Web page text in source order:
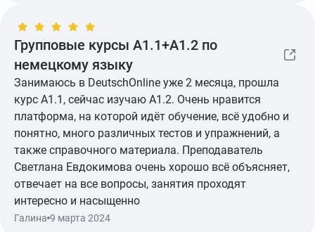
Горбуновой и Елене Кружилиной. Потрясающие
педагоги, с которыми хочется учить немецкий язык
днями и ночами. Сейчас я перехожу на уровень А 2.2.
Если резюмировать вышесказанное: немецкий язык
в этой школе действительно можно с легкостью и
интересом выучить за кратчайшие сроки, но есть
один большой нюанс! Вы действительно должны
учить и практиковать весь материал, который дают
на курсах и уделять помимо курсов каждый день
несколько часов на усвоение программы. Сегодня я
уже могу с легкостью говорить на повседневные
темы, понимать даже 60% текста уровня B1, решать
Групповые курсы А1.1+А1.2 по
немецкому языку
Занимаюсь в DeutschOnline уже 2 месяца, прошла
курс А1.1, сейчас изучаю А1.2. Очень нравится
платформа, на которой идёт обучение, всё удобно и
понятно, много различных тестов и упражнений, а
также справочного материала. Преподаватель
Светлана Евдокимова очень хорошо всё объясняет,
отвечает на все вопросы, занятия проходят
интересно и насыщенно
Показать ещё
Галина 9 марта 2024